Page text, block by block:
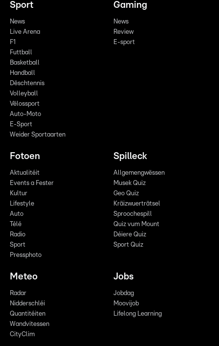
Sport
News
Live Arena
F1
Futtball
Basketball
Handball
Dëschtennis
Volleyball
Vëlossport
Auto-Moto
E-Sport
Weider Sportaarten
Gaming
News
Review
E-sport
Fotoen
Aktualitéit
Events a Fester
Kultur
Lifestyle
Auto
Télé
Radio
Sport
Pressphoto
Spilleck
Allgemengwëssen
Musek Quiz
Geo Quiz
Kräizwuerträtsel
Sproochespill
Quiz vum Mount
Déiere Quiz
Sport Quiz
Meteo
Radar
Nidderschléi
Quantitéiten
Wandvitessen
CityClim
Jobs
Jobdag
Moovijob
Lifelong Learning